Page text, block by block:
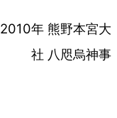
2010年 熊野本宮大
社 八咫烏神事